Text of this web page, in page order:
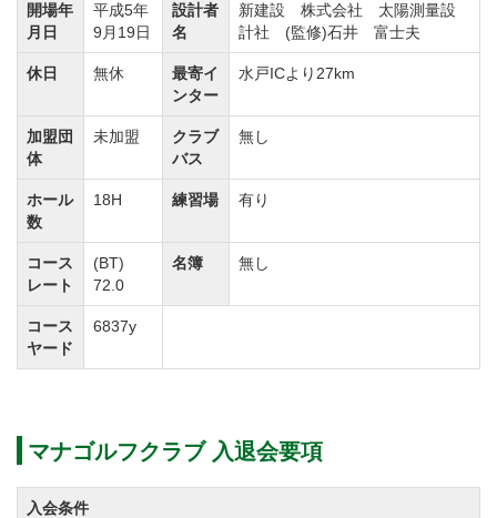
す。
INコースは距離のあるホールが多く、池越えやドッグ
レッグなど変化に富んでいます。
グリーンはベント1グリーンで大きめに造られているの
で、グリーンに乗っても最後まで気が抜けません。
初心者から上級者までゴルファーの技量に応じて十分
お楽しみ頂けるエキサイティングな18ホールです。
マナゴルフクラブのプレースタイルはキャディ付き・
セルフプレーで、コース内の移動は乗用カートを使用
します。
詳細につきましては予約の際にマナゴルフクラブへ直
接お問い合わせをお願い致します。
開場年
月日
平成5年
9月19日
設計者
名
新建設 株式会社 太陽測量設
計社 (監修)石井 富士夫
休日 無休
最寄イ
ンター
水戸ICより27km
加盟団
体
未加盟
クラブ
バス
無し
ホール
数
18H 練習場 有り
コース
レート
(BT)
72.0
名簿 無し
コース
ヤード
6837y
マナゴルフクラブ 入退会要項
入会条件